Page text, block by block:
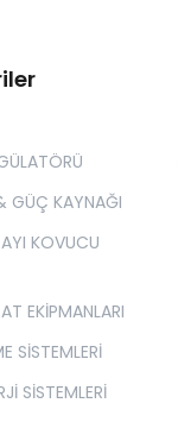
GÜÇ KAYNAĞI
KOVUCU
EKİPMANLARI
SİSTEMLERİ
SİSTEMLERİ